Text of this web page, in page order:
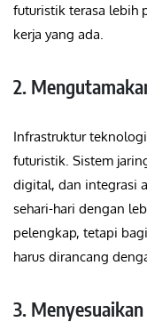
futuristik terasa lebih
kerja yang ada.
2.
Infrastruktur
futuristik. Sistem
digital, dan integrasi
sehari-hari dengan
pelengkap, tetapi
harus dirancang
3.